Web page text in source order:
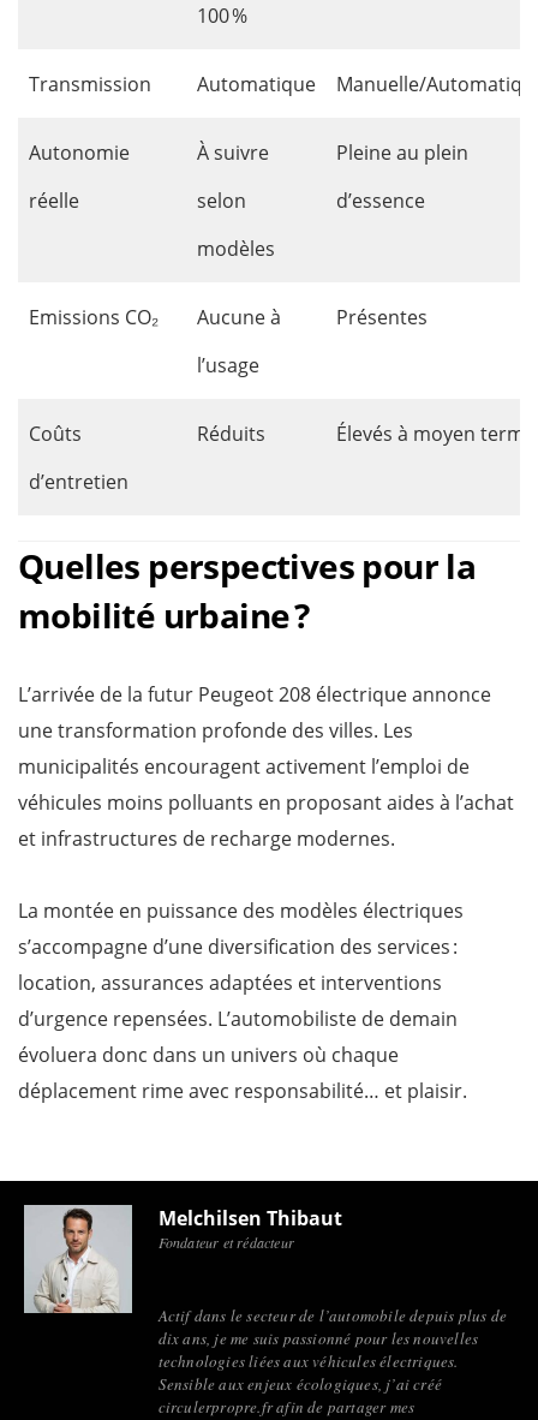
100 %
Transmission Automatique Manuelle/
Autonomie
réelle
À suivre
selon
modèles
Pleine au plein
d’essence
Emissions CO₂
Aucune à
l’usage
Présentes
Coûts
d’entretien
Réduits Élevés à moyen terme
Quelles perspectives pour la
mobilité urbaine ?
L’arrivée de la futur Peugeot 208 électrique annonce
une transformation profonde des villes. Les
municipalités encouragent activement l’emploi de
véhicules moins polluants en proposant aides à l’achat
et infrastructures de recharge modernes.
La montée en puissance des modèles électriques
s’accompagne d’une diversification des services :
location, assurances adaptées et interventions
d’urgence repensées. L’automobiliste de demain
évoluera donc dans un univers où chaque
déplacement rime avec responsabilité… et plaisir.
Melchilsen Thibaut
Fondateur et rédacteur
Actif dans le secteur de l’automobile depuis plus de
dix ans, je me suis passionné pour les nouvelles
technologies liées aux véhicules électriques.
Sensible aux enjeux écologiques, j’ai créé
circulerpropre.fr afin de partager mes